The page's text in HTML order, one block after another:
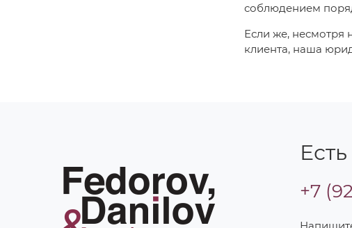
соблюдением
Если же, несмотря
клиента, наша
+7